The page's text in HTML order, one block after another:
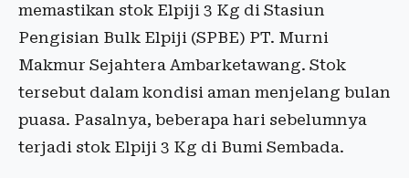
memastikan stok Elpiji 3 Kg di Stasiun
Pengisian Bulk Elpiji (SPBE) PT. Murni
Makmur Sejahtera Ambarketawang. Stok
tersebut dalam kondisi aman menjelang bulan
puasa. Pasalnya, beberapa hari sebelumnya
terjadi stok Elpiji 3 Kg di Bumi Sembada.